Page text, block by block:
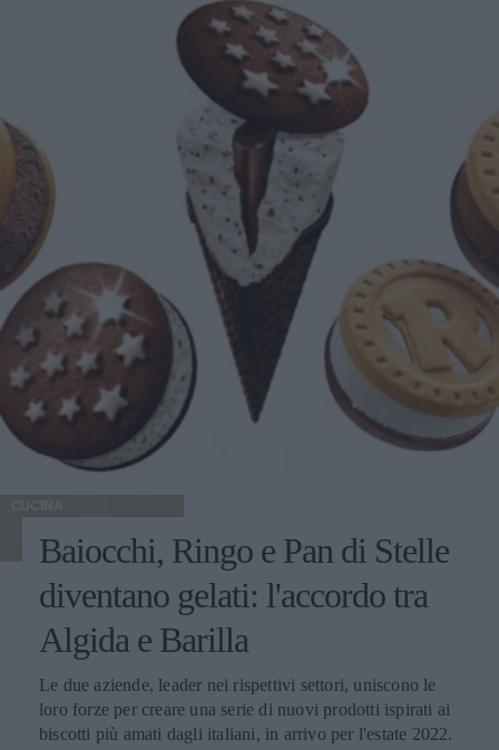
CUCINA
Baiocchi, Ringo e Pan di Stelle
diventano gelati: l'accordo tra
Algida e Barilla
Le due aziende, leader nei rispettivi settori, uniscono le
loro forze per creare una serie di nuovi prodotti ispirati ai
biscotti più amati dagli italiani, in arrivo per l'estate 2022.